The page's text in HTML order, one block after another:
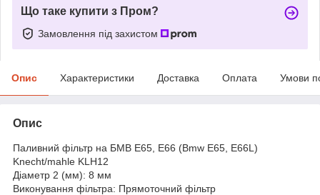
Що таке купити з Пром?
Замовлення під захистом
Опис Характеристики Доставка Оплата Умови
Опис
Паливний фільтр на БМВ Е65, Е66 (Bmw E65, E66L)
Knecht/mahle KLH12
Діаметр 2 (мм): 8 мм
Виконування фільтра: Прямоточний фільтр